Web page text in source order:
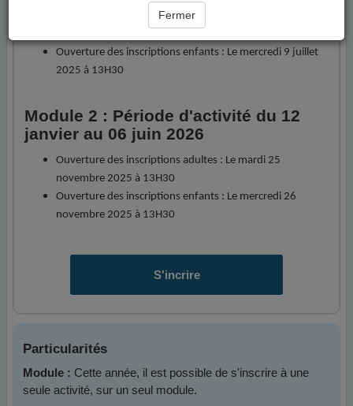
Ouverture des inscriptions adultes : Le mardi 8 juillet
Ouverture des inscriptions enfants : Le mercredi 9 juillet
2025 à 13H30
Module 2 : Période d'activité du 12
janvier au 06 juin 2026
Ouverture des inscriptions adultes : Le mardi 25
novembre 2025 à 13H30
Ouverture des inscriptions enfants : Le mercredi 26
novembre 2025 à 13H30
S'incrire
Particularités
Module : Cette année, il est possible de s'inscrire à une
seule activité, sur un seul module.
Fermer